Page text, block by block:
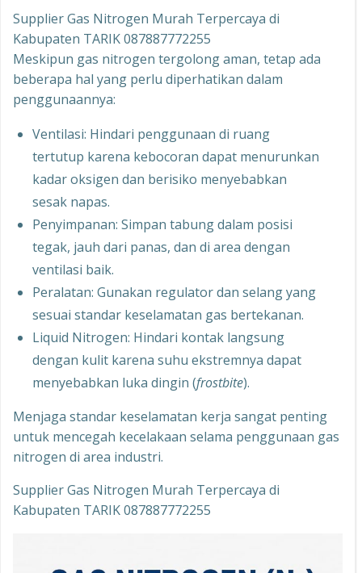
Supplier Gas Nitrogen Murah Terpercaya di
Kabupaten TARIK 087887772255
Meskipun gas nitrogen tergolong aman, tetap ada
beberapa hal yang perlu diperhatikan dalam
penggunaannya:
Ventilasi: Hindari penggunaan di ruang
tertutup karena kebocoran dapat menurunkan
kadar oksigen dan berisiko menyebabkan
sesak napas.
Penyimpanan: Simpan tabung dalam posisi
tegak, jauh dari panas, dan di area dengan
ventilasi baik.
Peralatan: Gunakan regulator dan selang yang
sesuai standar keselamatan gas bertekanan.
Liquid Nitrogen: Hindari kontak langsung
dengan kulit karena suhu ekstremnya dapat
menyebabkan luka dingin (frostbite).
Menjaga standar keselamatan kerja sangat penting
untuk mencegah kecelakaan selama penggunaan gas
nitrogen di area industri.
Supplier Gas Nitrogen Murah Terpercaya di
Kabupaten TARIK 087887772255